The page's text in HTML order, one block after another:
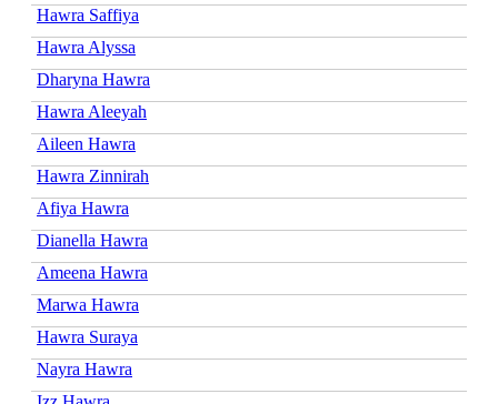
Hawra Saffiya
Hawra Alyssa
Dharyna Hawra
Hawra Aleeyah
Aileen Hawra
Hawra Zinnirah
Afiya Hawra
Dianella Hawra
Ameena Hawra
Marwa Hawra
Hawra Suraya
Nayra Hawra